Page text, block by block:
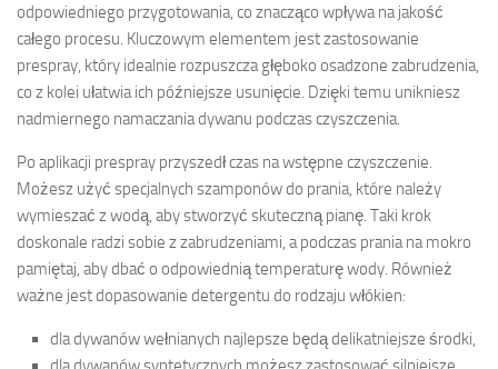
odpowiedniego przygotowania, co znacząco wpływa na jakość
całego procesu. Kluczowym elementem jest zastosowanie
prespray, który idealnie rozpuszcza głęboko osadzone zabrudzenia,
co z kolei ułatwia ich późniejsze usunięcie. Dzięki temu unikniesz
nadmiernego namaczania dywanu podczas czyszczenia.
Po aplikacji prespray przyszedł czas na wstępne czyszczenie.
Możesz użyć specjalnych szamponów do prania, które należy
wymieszać z wodą, aby stworzyć skuteczną pianę. Taki krok
doskonale radzi sobie z zabrudzeniami, a podczas prania na mokro
pamiętaj, aby dbać o odpowiednią temperaturę wody. Również
ważne jest dopasowanie detergentu do rodzaju włókien:
dla dywanów wełnianych najlepsze będą delikatniejsze środki,